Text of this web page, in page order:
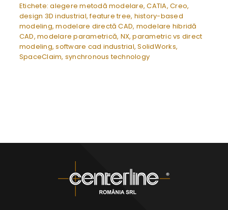
Etichete:alegere metodă modelare,CATIA,Creo,
design 3D industrial,feature tree, history-based
modeling,modelare directă CAD, modelare hibridă
CAD,modelare parametrică, NX,parametric vs direct
modeling,software cad industrial,SolidWorks,
SpaceClaim, synchronous technology